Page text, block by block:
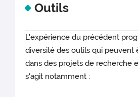
Outils
L'expérience du précédent
diversité des outils qui peuvent
dans des projets de recherche
s'agit notamment :